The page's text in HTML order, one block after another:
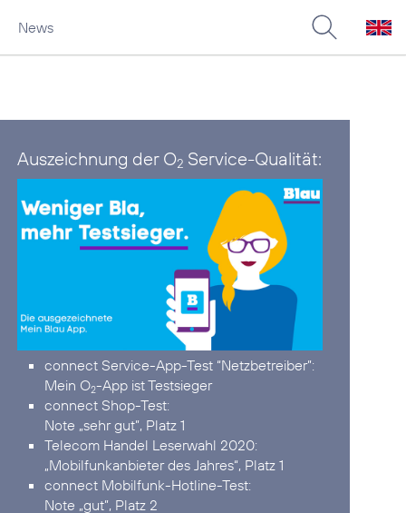
News
Auszeichnung der O2 Service-Qualität:
connect Service-App-Test “Netzbetreiber”:
Mein O2-App ist Testsieger
connect Shop-Test:
Note „sehr gut”, Platz 1
Telecom Handel Leserwahl 2020:
„Mobilfunkanbieter des Jahres“, Platz 1
connect Mobilfunk-Hotline-Test:
Note „gut”, Platz 2